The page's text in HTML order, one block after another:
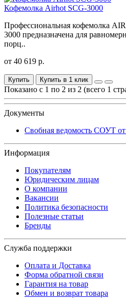
Кофемолка Airhot SCG-3000
Профессиональная кофемолка
3000 предназначена для
порц..
от 40 619 р.
Купить Купить в 1 клик
Показано с 1 по 2 из 2 (всего 1
Документы
Свобная ведомость СОУТ
Информация
Покупателям
Юридическим лицам
О компании
Вакансии
Политика безопасности
Полезные статьи
Бренды
Служба поддержки
Оплата и Доставка
Форма обратной связи
Гарантия на товар
Обмен и возврат товара